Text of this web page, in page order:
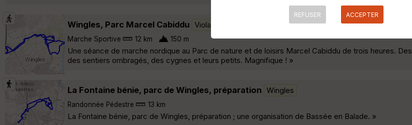
Wingles, Parc Marcel Cabiddu Violaines
Marche Sportive 12 km 150 m
Une séance de marche nordique au Parc de nature et de loisirs Marcel Cabiddu de trois heures.
des sentiers ombragés, des cygnes et leurs petits. Magnifique ! »
La Fontaine bénie, parc de Wingles, préparation Wingles
Randonnée Pédestre 13 km
La Fontaine bénie, parc de Wingles, préparation ; une organisation de Bassée en Balade. »
REFUSER ACCEPTER